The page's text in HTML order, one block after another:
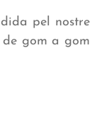
pel nostre
gom a gom